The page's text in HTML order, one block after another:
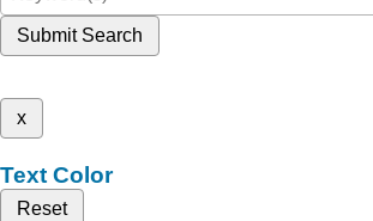
Submit Search
x
Text Color
Reset